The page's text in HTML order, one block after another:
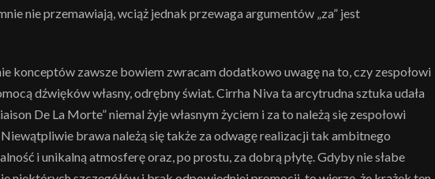
nie przemawiają, wciąż jednak przewaga argumentów „za” jest
konceptów zawsze bowiem zwracam dodatkowo uwagę na to, czy zespołowi
dźwięków własny, odrębny świat. Cirrha Niva ta arcytrudna sztuka udała
De La Morte” niemal żyje własnym życiem i za to należą się zespołowi
Niewątpliwie brawa należą się także za odwagę realizacji tak ambitnego
i unikalną atmosferę oraz, po prostu, za dobrą płytę. Gdyby nie słabe